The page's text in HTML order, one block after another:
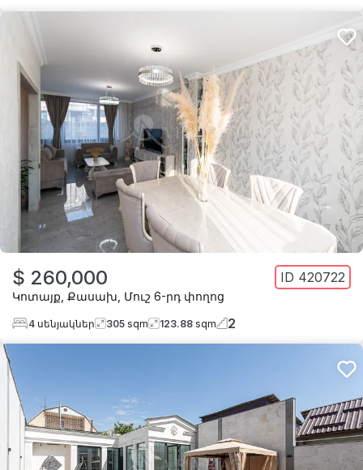
$ 260,000 ID 420722
Կոտայք, Քասախ, Մուշ 6-րդ փողոց
4 սենյակներ 305 sqm 123.88 sqm 2